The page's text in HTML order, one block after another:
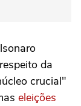
da
crucial"
eleições